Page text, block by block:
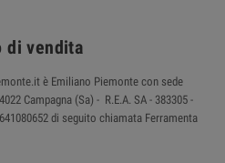
di vendita
è Emiliano Piemonte con sede
Campagna (Sa) - R.E.A. SA - 383305 -
di seguito chiamata Ferramenta